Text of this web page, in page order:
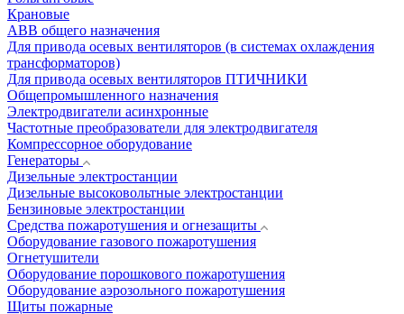
Крановые
АВВ общего назначения
Для привода осевых вентиляторов (в системах охлаждения
трансформаторов)
Для привода осевых вентиляторов ПТИЧНИКИ
Общепромышленного назначения
Электродвигатели асинхронные
Частотные преобразователи для электродвигателя
Компрессорное оборудование
Генераторы
Дизельные электростанции
Дизельные высоковольтные электростанции
Бензиновые электростанции
Средства пожаротушения и огнезащиты
Оборудование газового пожаротушения
Огнетушители
Оборудование порошкового пожаротушения
Оборудование аэрозольного пожаротушения
Щиты пожарные